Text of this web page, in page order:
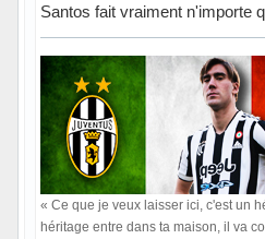
Santos fait vraiment n'importe
« Ce que je veux laisser ici, c'est un
héritage entre dans ta maison, il va